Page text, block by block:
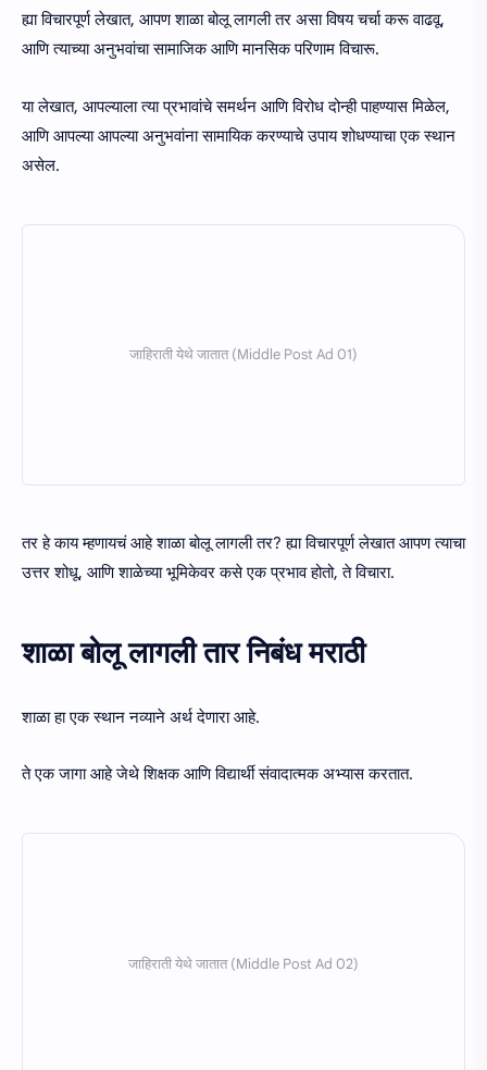
ह्या विचारपूर्ण लेखात, आपण शाळा बोलू लागली तर असा विषय चर्चा करू वाढवू,
आणि त्याच्या अनुभवांचा सामाजिक आणि मानसिक परिणाम विचारू.
या लेखात, आपल्याला त्या प्रभावांचे समर्थन आणि विरोध दोन्ही पाहण्यास मिळेल,
आणि आपल्या आपल्या अनुभवांना सामायिक करण्याचे उपाय शोधण्याचा एक स्थान
असेल.
तर हे काय म्हणायचं आहे शाळा बोलू लागली तर? ह्या विचारपूर्ण लेखात आपण त्याचा
उत्तर शोधू, आणि शाळेच्या भूमिकेवर कसे एक प्रभाव होतो, ते विचारा.
शाळा बोलू लागली तार निबंध मराठी
शाळा हा एक स्थान नव्याने अर्थ देणारा आहे.
ते एक जागा आहे जेथे शिक्षक आणि विद्यार्थी संवादात्मक अभ्यास करतात.